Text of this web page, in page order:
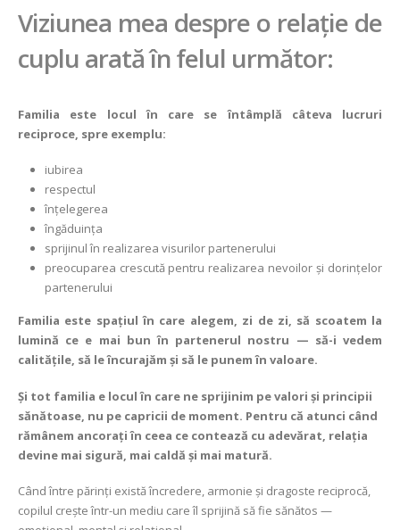
Viziunea mea despre o relație de
cuplu arată în felul următor:
Familia este locul în care se întâmplă câteva lucruri
reciproce, spre exemplu:
iubirea
respectul
înțelegerea
îngăduința
sprijinul în realizarea visurilor partenerului
preocuparea crescută pentru realizarea nevoilor și dorințelor
partenerului
Familia este spațiul în care alegem, zi de zi, să scoatem la
lumină ce e mai bun în partenerul nostru — să-i vedem
calitățile, să le încurajăm și să le punem în valoare.
Și tot familia e locul în care ne sprijinim pe valori și principii
sănătoase, nu pe capricii de moment. Pentru că atunci când
rămânem ancorați în ceea ce contează cu adevărat, relația
devine mai sigură, mai caldă și mai matură.
Când între părinți există încredere, armonie și dragoste reciprocă,
copilul crește într-un mediu care îl sprijină să fie sănătos —